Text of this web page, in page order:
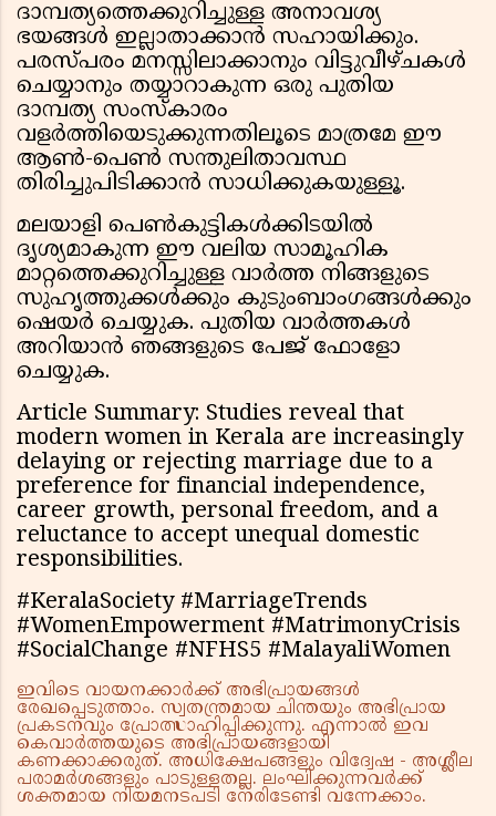
ദാമ്പത്യത്തെക്കുറിച്ചുള്ള അനാവശ്യ
ഭയങ്ങൾ ഇല്ലാതാക്കാൻ സഹായിക്കും.
പരസ്പരം മനസ്സിലാക്കാനും വിട്ടുവീഴ്ചകൾ
ചെയ്യാനും തയ്യാറാകുന്ന ഒരു പുതിയ
ദാമ്പത്യ സംസ്കാരം
വളർത്തിയെടുക്കുന്നതിലൂടെ മാത്രമേ ഈ
ആൺ-പെൺ സന്തുലിതാവസ്ഥ
തിരിച്ചുപിടിക്കാൻ സാധിക്കുകയുള്ളൂ.
മലയാളി പെൺകുട്ടികൾക്കിടയിൽ
ദൃശ്യമാകുന്ന ഈ വലിയ സാമൂഹിക
മാറ്റത്തെക്കുറിച്ചുള്ള വാർത്ത നിങ്ങളുടെ
സുഹൃത്തുക്കൾക്കും കുടുംബാംഗങ്ങൾക്കും
ഷെയർ ചെയ്യുക. പുതിയ വാർത്തകൾ
അറിയാൻ ഞങ്ങളുടെ പേജ് ഫോളോ
ചെയ്യുക.
Article Summary: Studies reveal that
modern women in Kerala are increasingly
delaying or rejecting marriage due to a
preference for financial independence,
career growth, personal freedom, and a
reluctance to accept unequal domestic
responsibilities.
#KeralaSociety #MarriageTrends
#WomenEmpowerment #MatrimonyCrisis
#SocialChange #NFHS5 #MalayaliWomen
ഇവിടെ വായനക്കാർക്ക് അഭിപ്രായങ്ങൾ
രേഖപ്പെടുത്താം. സ്വതന്ത്രമായ ചിന്തയും അഭിപ്രായ
പ്രകടനവും പ്രോത്സാഹിപ്പിക്കുന്നു. എന്നാൽ ഇവ
കെവാർത്തയുടെ അഭിപ്രായങ്ങളായി
കണക്കാക്കരുത്. അധിക്ഷേപങ്ങളും വിദ്വേഷ - അശ്ലീല
പരാമർശങ്ങളും പാടുള്ളതല്ല. ലംഘിക്കുന്നവർക്ക്
ശക്തമായ നിയമനടപടി നേരിടേണ്ടി വന്നേക്കാം.